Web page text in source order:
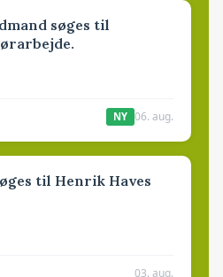
søges til
NY 06. aug.
til Henrik Haves
03. aug.